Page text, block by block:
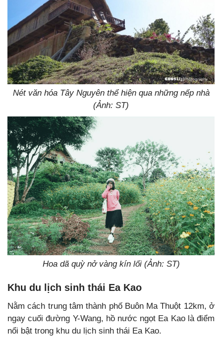
Nét văn hóa Tây Nguyên thể hiện qua những nếp nhà
(Ảnh: ST)
Hoa dã quỳ nở vàng kín lối (Ảnh: ST)
Khu du lịch sinh thái Ea Kao
Nằm cách trung tâm thành phố Buôn Ma Thuột 12km, ở
ngay cuối đường Y-Wang, hồ nước ngọt Ea Kao là điểm
nổi bật trong khu du lịch sinh thái Ea Kao.